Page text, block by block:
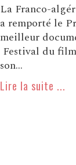
La Franco-
a remporté le
meilleur
Festival du
son...
Lire la suite ...